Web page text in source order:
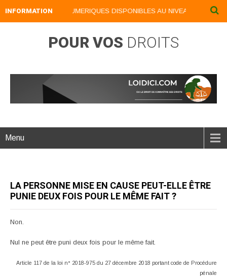
INFORMATION
NOS LIVRES NUMERIQUES DISPONIBLES AU NIVEAU DU
POUR VOS DROITS
Menu
LA PERSONNE MISE EN CAUSE PEUT-ELLE ÊTRE
PUNIE DEUX FOIS POUR LE MÊME FAIT ?
Non.
Nul ne peut être puni deux fois pour le même fait.
Article 117 de la loi n° 2018-975 du 27 décembre 2018 portant code de Procédure
pénale